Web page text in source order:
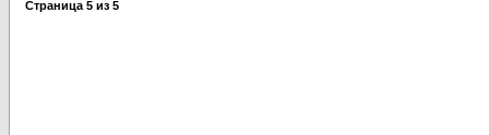
Страница 5 из 5